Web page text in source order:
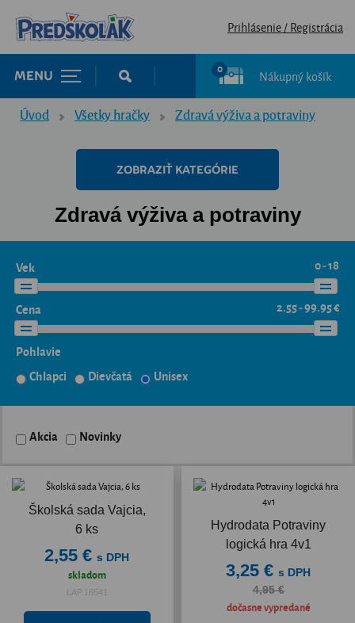
Prihlásenie / Registrácia
MENU 0 Nákupný košík
Úvod Všetky hračky Zdravá výživa a potraviny
ZOBRAZIŤ KATEGÓRIE
Zdravá výživa a potraviny
Vek 0 - 18
Cena 2.55 - 99.95 €
Pohlavie
Chlapci
Dievčatá Unisex
Akcia Novinky
Školská sada Vajcia,
6 ks
2,55 € s DPH
skladom
LAP.16541
Hydrodata Potraviny
logická hra 4v1
3,25 € s DPH
4,95 €
dočasne vypredané